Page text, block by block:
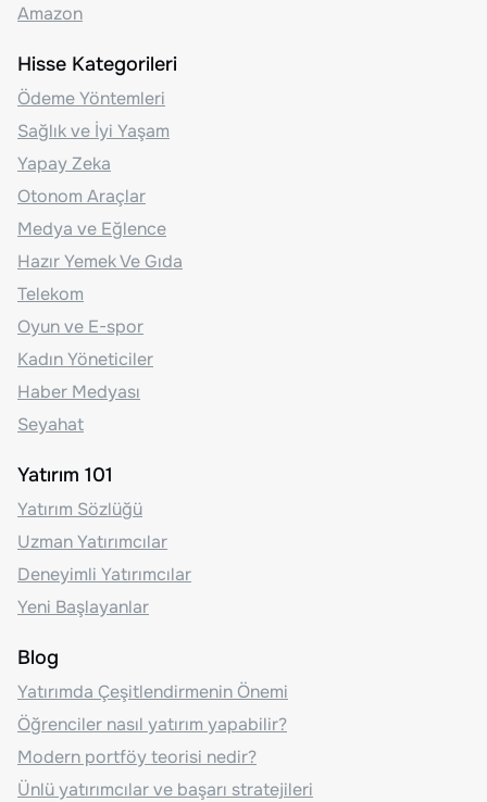
Amazon
Hisse Kategorileri
Ödeme Yöntemleri
Sağlık ve İyi Yaşam
Yapay Zeka
Otonom Araçlar
Medya ve Eğlence
Hazır Yemek Ve Gıda
Telekom
Oyun ve E-spor
Kadın Yöneticiler
Haber Medyası
Seyahat
Yatırım 101
Yatırım Sözlüğü
Uzman Yatırımcılar
Deneyimli Yatırımcılar
Yeni Başlayanlar
Blog
Yatırımda Çeşitlendirmenin Önemi
Öğrenciler nasıl yatırım yapabilir?
Modern portföy teorisi nedir?
Ünlü yatırımcılar ve başarı stratejileri